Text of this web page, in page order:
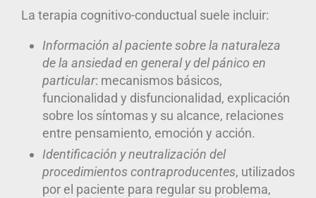
La terapia cognitivo-conductual suele incluir:
Información al paciente sobre la naturaleza
de la ansiedad en general y del pánico en
particular: mecanismos básicos,
funcionalidad y disfuncionalidad, explicación
sobre los síntomas y su alcance, relaciones
entre pensamiento, emoción y acción.
Identificación y neutralización del
procedimientos contraproducentes, utilizados
por el paciente para regular su problema,